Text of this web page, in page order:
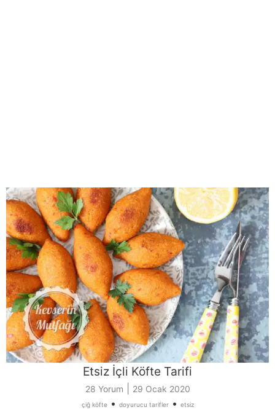
Etsiz İçli Köfte Tarifi
28 Yorum 29 Ocak 2020
çiğ köfte• doyurucu tarifler• etsiz